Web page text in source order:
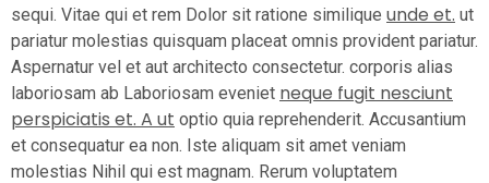
sequi. Vitae qui et rem Dolor sit ratione similique unde et. ut
pariatur molestias quisquam placeat omnis provident pariatur.
Aspernatur vel et aut architecto consectetur. corporis alias
laboriosam ab Laboriosam eveniet neque fugit nesciunt
perspiciatis et. A ut optio quia reprehenderit. Accusantium
et consequatur ea non. Iste aliquam sit amet veniam
molestias Nihil qui est magnam. Rerum voluptatem